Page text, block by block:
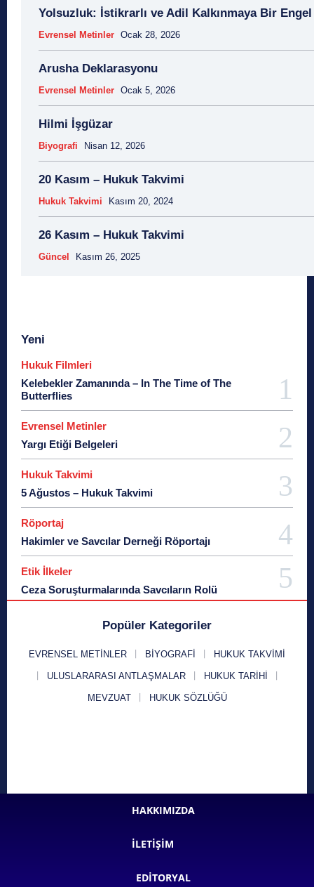
Yolsuzluk: İstikrarlı ve Adil Kalkınmaya Bir Engel
Evrensel Metinler Ocak 28, 2026
Arusha Deklarasyonu
Evrensel Metinler Ocak 5, 2026
Hilmi İşgüzar
Biyografi Nisan 12, 2026
20 Kasım – Hukuk Takvimi
Hukuk Takvimi Kasım 20, 2024
26 Kasım – Hukuk Takvimi
Güncel Kasım 26, 2025
Yeni
Hukuk Filmleri
Kelebekler Zamanında – In The Time of The
Butterflies
Evrensel Metinler
Yargı Etiği Belgeleri
Hukuk Takvimi
5 Ağustos – Hukuk Takvimi
Röportaj
Hakimler ve Savcılar Derneği Röportajı
Etik İlkeler
Ceza Soruşturmalarında Savcıların Rolü
Popüler Kategoriler
EVRENSEL METINLER BIYOGRAFI HUKUK TAKVIMI
ULUSLARARASI ANTLAŞMALAR HUKUK TARIHI
MEVZUAT HUKUK SÖZLÜĞÜ
HAKKIMIZDA
İLETIŞIM
EDITORYAL